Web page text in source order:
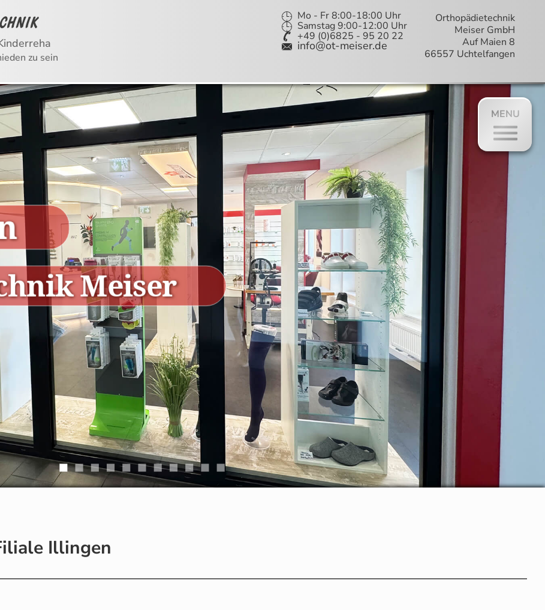
zu sein
Mo - Fr 8:00-18:00 Uhr
Samstag 9:00-12:00 Uhr
+49 (0)6825 - 95 20 22
info@ot-meiser.de
Orthopädietechnik
Meiser GmbH
Auf Maien 8
66557 Uchtelfangen
MENU
dem sich automatisch Bilder und Texte abwechseln.
Meiser
Illingen